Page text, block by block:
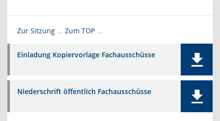
Zur Sitzung ... Zum TOP ...
Einladung Kopiervorlage Fachausschüsse
Niederschrift öffentlich Fachausschüsse